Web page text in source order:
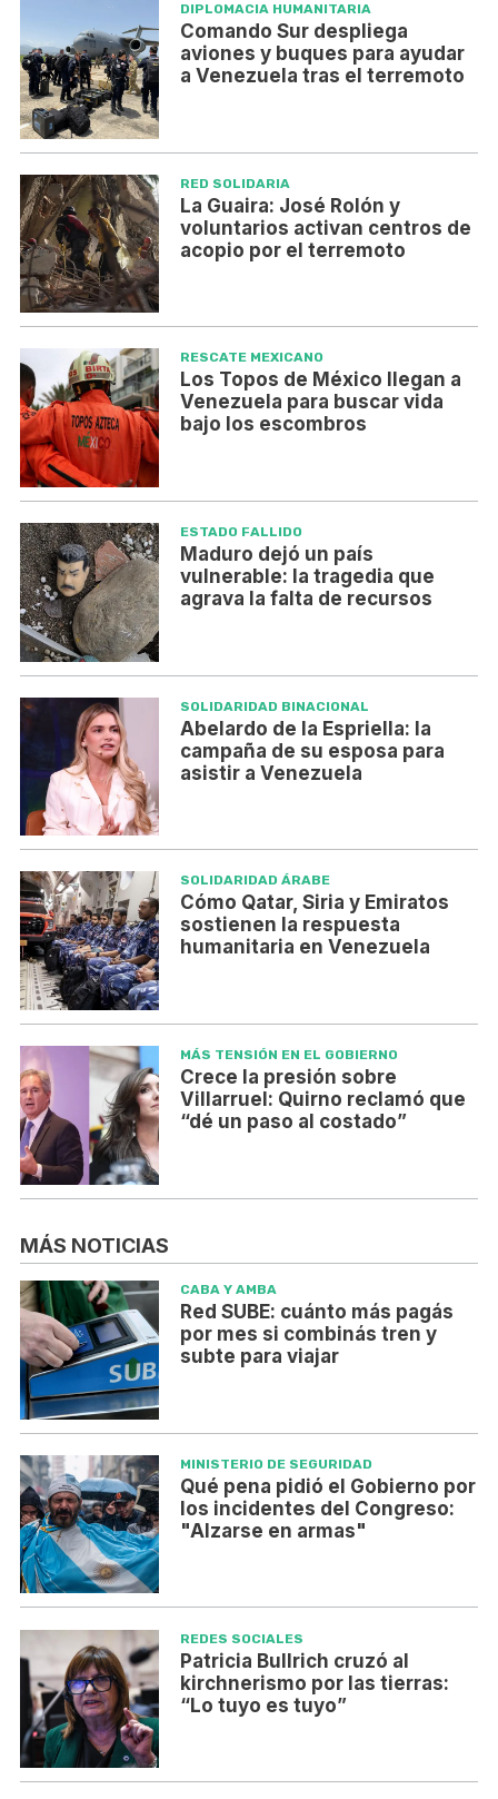
DIPLOMACIA HUMANITARIA
Comando Sur despliega
aviones y buques para ayudar
a Venezuela tras el terremoto
RED SOLIDARIA
La Guaira: José Rolón y
voluntarios activan centros de
acopio por el terremoto
RESCATE MEXICANO
Los Topos de México llegan a
Venezuela para buscar vida
bajo los escombros
ESTADO FALLIDO
Maduro dejó un país
vulnerable: la tragedia que
agrava la falta de recursos
SOLIDARIDAD BINACIONAL
Abelardo de la Espriella: la
campaña de su esposa para
asistir a Venezuela
SOLIDARIDAD ÁRABE
Cómo Qatar, Siria y Emiratos
sostienen la respuesta
humanitaria en Venezuela
MÁS TENSIÓN EN EL GOBIERNO
Crece la presión sobre
Villarruel: Quirno reclamó que
“dé un paso al costado”
MÁS NOTICIAS
CABA Y AMBA
Red SUBE: cuánto más pagás
por mes si combinás tren y
subte para viajar
MINISTERIO DE SEGURIDAD
Qué pena pidió el Gobierno por
los incidentes del Congreso:
"Alzarse en armas"
REDES SOCIALES
Patricia Bullrich cruzó al
kirchnerismo por las tierras:
“Lo tuyo es tuyo”